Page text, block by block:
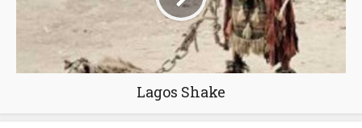
Lagos Shake